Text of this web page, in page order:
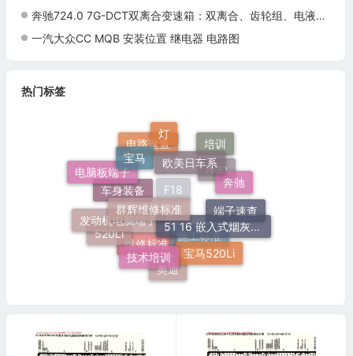
奔驰724.0 7G-DCT双离合变速箱：双离合、齿轮组、电液控制与维修
一汽大众CC MQB 安装位置 继电器 电路图
热门标签
技术培训
奥迪
宝马520Li
51 16 嵌入式烟灰缸托架
群辉维修标准
发动机电脑端子
520Li
维修标准
施工标准
端子速查
奔驰
欧美日车系
宝马
电脑板端子
车身装备 F18
N20
培训
灯
电路速查